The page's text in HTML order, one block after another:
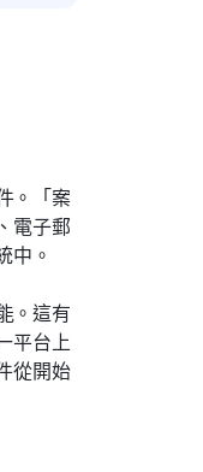
。「案
電子郵
中。
。這有
平台上
從開始